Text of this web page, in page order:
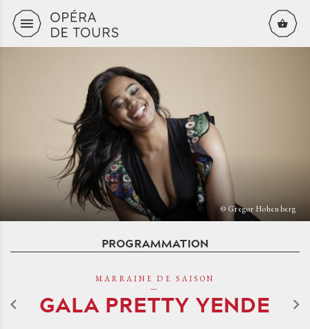
Aller au contenu principal
© Gregor Hohenberg
PROGRAMMATION
MARRAINE DE SAISON
GALA PRETTY YENDE